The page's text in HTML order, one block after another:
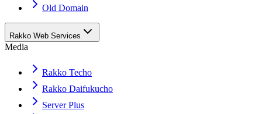
Old Domain
Rakko Web Services
Media
Rakko Techo
Rakko Daifukucho
Server Plus